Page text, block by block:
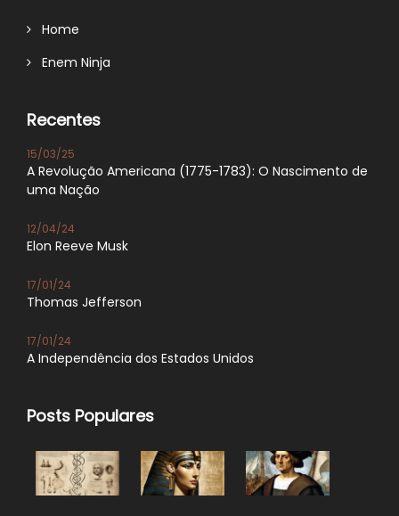
Home
Enem Ninja
Recentes
15/03/25
A Revolução Americana (1775-1783): O Nascimento de
uma Nação
12/04/24
Elon Reeve Musk
17/01/24
Thomas Jefferson
17/01/24
A Independência dos Estados Unidos
Posts Populares